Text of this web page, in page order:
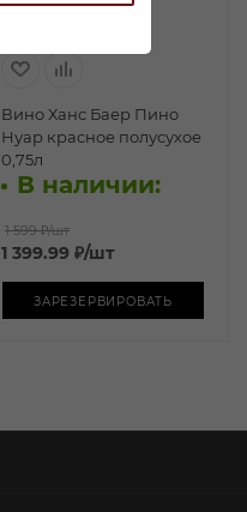
Вино Ханс Баер Пино
Нуар красное полусухое
0,75л
В наличии:
1 599 ₽/шт
1 399.99 ₽/шт
ЗАРЕЗЕРВИРОВАТЬ